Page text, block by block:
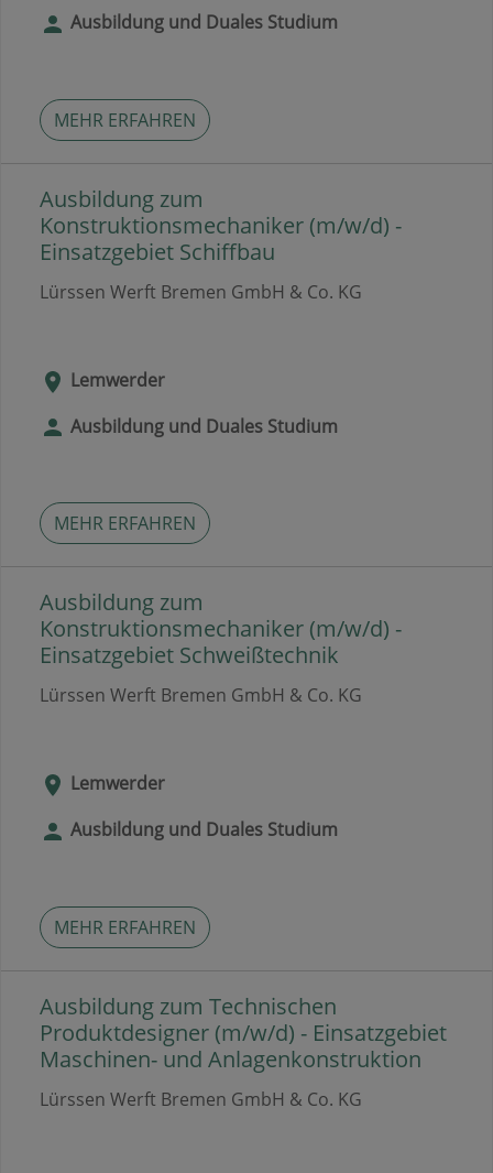
Ausbildung und Duales Studium
MEHR ERFAHREN
Ausbildung zum
Konstruktionsmechaniker (m/w/d) -
Einsatzgebiet Schiffbau
Lürssen Werft Bremen GmbH & Co. KG
Lemwerder
Ausbildung und Duales Studium
MEHR ERFAHREN
Ausbildung zum
Konstruktionsmechaniker (m/w/d) -
Einsatzgebiet Schweißtechnik
Lürssen Werft Bremen GmbH & Co. KG
Lemwerder
Ausbildung und Duales Studium
MEHR ERFAHREN
Ausbildung zum Technischen
Produktdesigner (m/w/d) - Einsatzgebiet
Maschinen- und Anlagenkonstruktion
Lürssen Werft Bremen GmbH & Co. KG